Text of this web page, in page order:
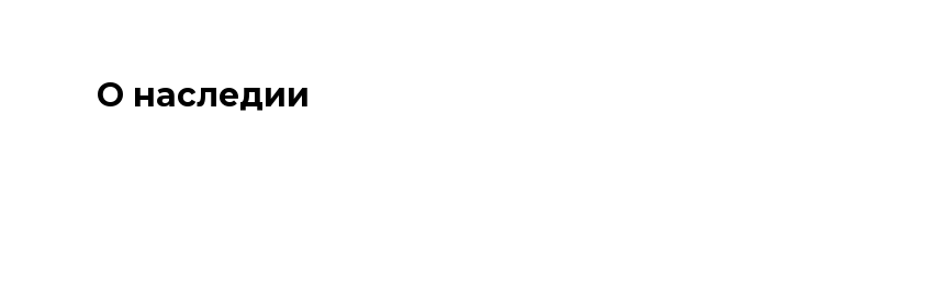
О наследии